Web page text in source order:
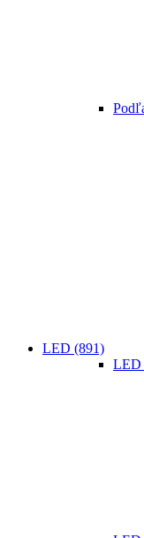
LED (891)
LED